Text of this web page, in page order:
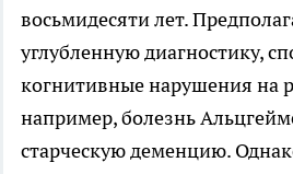
восьмидесяти лет.
углубленную диагностику,
когнитивные нарушения на
например, болезнь
старческую деменцию.